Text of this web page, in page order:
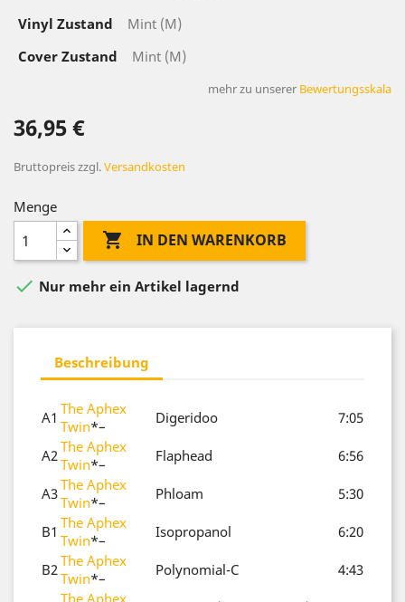
Vinyl Zustand
Mint (M)
Cover Zustand
Mint (M)
mehr zu unserer Bewertungsskala
36,95 €
Bruttopreiszzgl.Versandkosten
Menge
 IN DEN WARENKORB
 Nur mehr ein Artikel lagernd
Beschreibung
A1 The Aphex
Twin*– Digeridoo 7:05
A2The Aphex
Twin*– Flaphead 6:56
A3The Aphex
Twin*– Phloam 5:30
B1 The Aphex
Twin*– Isopropanol 6:20
B2The Aphex
Twin*– Polynomial-C 4:43
The Aphex